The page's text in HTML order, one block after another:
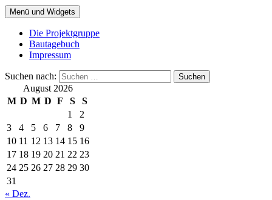
Menü und Widgets
Die Projektgruppe
Bautagebuch
Impressum
Suchen nach:
August 2026
M D M D F S
S
1
2
3
4 5 6 7 8
9
10 11 12 13 14 15 16
17 18 19 20 21 22 23
24 25 26 27 28 29 30
31
« Dez.